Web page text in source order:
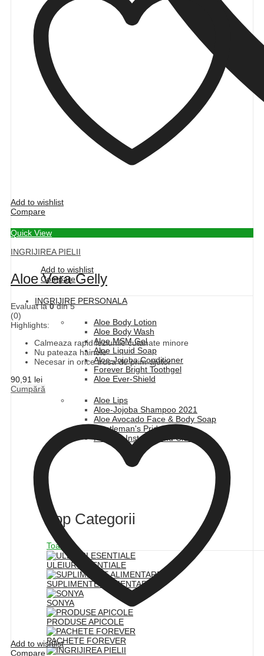
Add to wishlist
Compare
INGRIJIRE PERSONALA
Aloe Body Lotion
Aloe Body Wash
Aloe MSM Gel
Aloe Liquid Soap
Aloe-Jojoba Conditioner
Forever Bright Toothgel
Aloe Ever-Shield
Aloe Lips
Aloe-Jojoba Shampoo 2021
Aloe Avocado Face & Body Soap
Gentleman's Pride
Forever Instant Hand Cleanser
Top Categorii
Toate
ULEIURI ESENTIALE
SUPLIMENTE ALIMENTARE
SONYA
PRODUSE APICOLE
PACHETE FOREVER
Add to wishlist
Compare
Quick View
INGRIJIREA PIELII
Aloe Vera Gelly
Evaluat la0din 5
(0)
Highlights:
Calmeaza rapid leziunile cutanate minore
Nu pateaza hainele
Necesar in orice trusa de prim-ajutor
90,91 lei
Cumpără
Add to wishlist
Compare